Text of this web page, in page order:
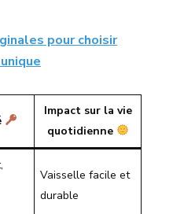
pour choisir
Impact sur la vie
quotidienne
Vaisselle facile et
durable